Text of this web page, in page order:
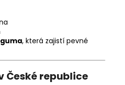
guma, která zajistí pevné
České republice